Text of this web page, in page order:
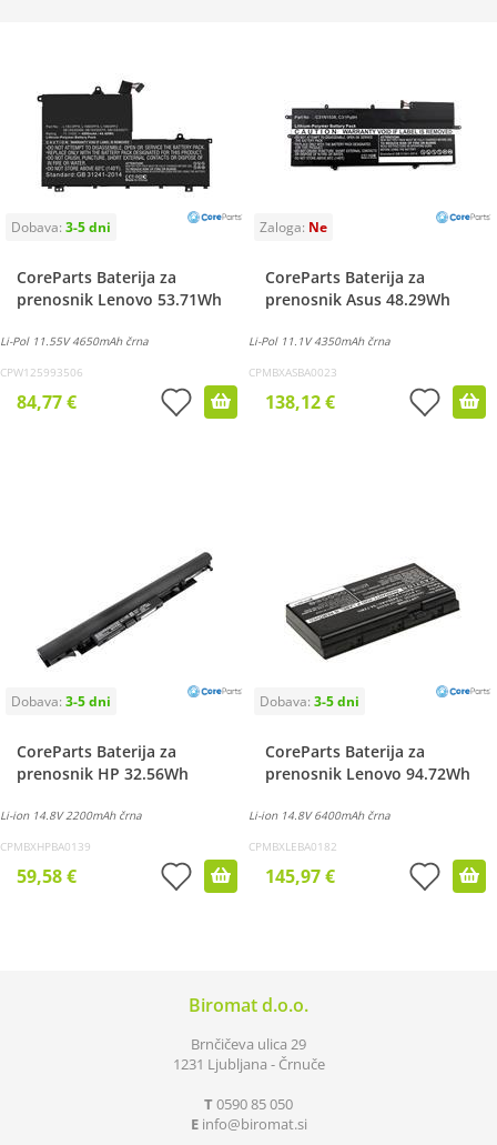
CoreParts Baterija za
prenosnik Lenovo 53.71Wh
Li-Pol 11.55V 4650mAh črna
CPW125993506
84,77 €
CoreParts Baterija za
prenosnik Asus 48.29Wh
Li-Pol 11.1V 4350mAh črna
CPMBXASBA0023
138,12 €
CoreParts Baterija za
prenosnik HP 32.56Wh
Li-ion 14.8V 2200mAh črna
CPMBXHPBA0139
59,58 €
CoreParts Baterija za
prenosnik Lenovo 94.72Wh
Li-ion 14.8V 6400mAh črna
CPMBXLEBA0182
145,97 €
Biromat d.o.o.
Brnčičeva ulica 29
1231 Ljubljana - Črnuče
T0590 85 050
E info biromat.si